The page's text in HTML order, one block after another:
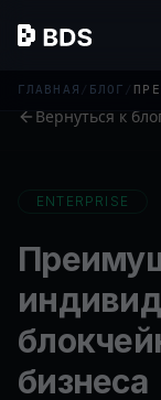
ГЛАВНАЯ / БЛОГ /
Вернуться к
ENTERPRISE
бизнеса